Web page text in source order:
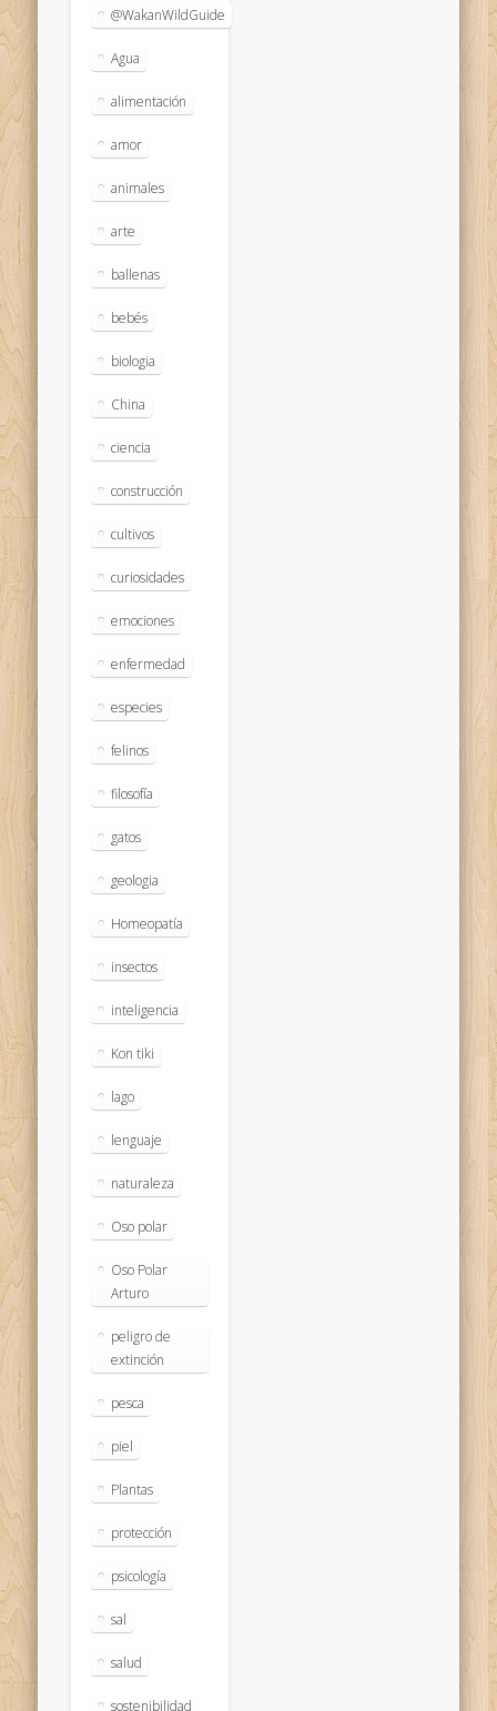
@WakanWildGuide
Agua
alimentación
amor
animales
arte
ballenas
bebés
biologia
China
ciencia
construcción
cultivos
curiosidades
emociones
enfermedad
especies
felinos
filosofía
gatos
geologia
Homeopatía
insectos
inteligencia
Kon tiki
lago
lenguaje
naturaleza
Oso polar
Oso Polar
Arturo
peligro de
extinción
pesca
piel
Plantas
protección
psicología
sal
salud
sostenibilidad